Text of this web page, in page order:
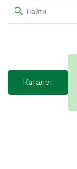
Каталог